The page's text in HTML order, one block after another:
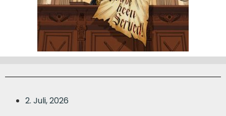
2. Juli, 2026